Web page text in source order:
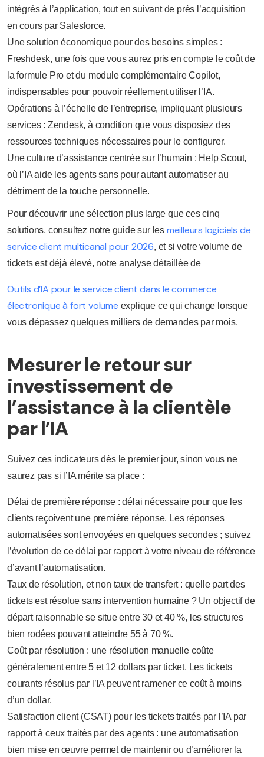
intégrés à l’application, tout en suivant de près l’acquisition
en cours par Salesforce.
Une solution économique pour des besoins simples :
Freshdesk, une fois que vous aurez pris en compte le coût de
la formule Pro et du module complémentaire Copilot,
indispensables pour pouvoir réellement utiliser l’IA.
Opérations à l’échelle de l’entreprise, impliquant plusieurs
services : Zendesk, à condition que vous disposiez des
ressources techniques nécessaires pour le configurer.
Une culture d’assistance centrée sur l’humain : Help Scout,
où l’IA aide les agents sans pour autant automatiser au
détriment de la touche personnelle.
Pour découvrir une sélection plus large que ces cinq
solutions, consultez notre guide sur les meilleurs logiciels de
service client multicanal pour 2026, et si votre volume de
tickets est déjà élevé, notre analyse détaillée de
Outils d’IA pour le service client dans le commerce
électronique à fort volume explique ce qui change lorsque
vous dépassez quelques milliers de demandes par mois.
Mesurer le retour sur
investissement de
l’assistance à la clientèle
par l’IA
Suivez ces indicateurs dès le premier jour, sinon vous ne
saurez pas si l’IA mérite sa place :
Délai de première réponse : délai nécessaire pour que les
clients reçoivent une première réponse. Les réponses
automatisées sont envoyées en quelques secondes ; suivez
l’évolution de ce délai par rapport à votre niveau de référence
d’avant l’automatisation.
Taux de résolution, et non taux de transfert : quelle part des
tickets est résolue sans intervention humaine ? Un objectif de
départ raisonnable se situe entre 30 et 40 %, les structures
bien rodées pouvant atteindre 55 à 70 %.
Coût par résolution : une résolution manuelle coûte
généralement entre 5 et 12 dollars par ticket. Les tickets
courants résolus par l’IA peuvent ramener ce coût à moins
d’un dollar.
Satisfaction client (CSAT) pour les tickets traités par l’IA par
rapport à ceux traités par des agents : une automatisation
bien mise en œuvre permet de maintenir ou d’améliorer la